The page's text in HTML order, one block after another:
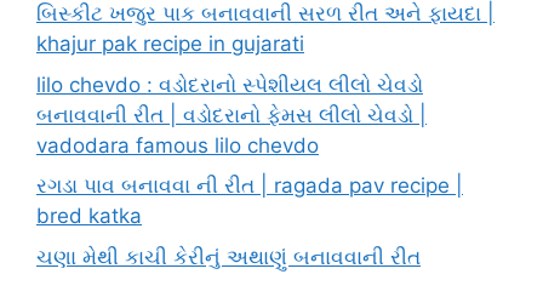
બિસ્કીટ ખજુર પાક બનાવવાની સરળ રીત અને ફાયદા |
khajur pak recipe in gujarati
lilo chevdo : વડોદરાનો સ્પેશીયલ લીલો ચેવડો
બનાવવાની રીત | વડોદરાનો ફેમસ લીલો ચેવડો |
vadodara famous lilo chevdo
રગડા પાવ બનાવવા ની રીત | ragada pav recipe |
bred katka
ચણા મેથી કાચી કેરીનું અથાણું બનાવવાની રીત